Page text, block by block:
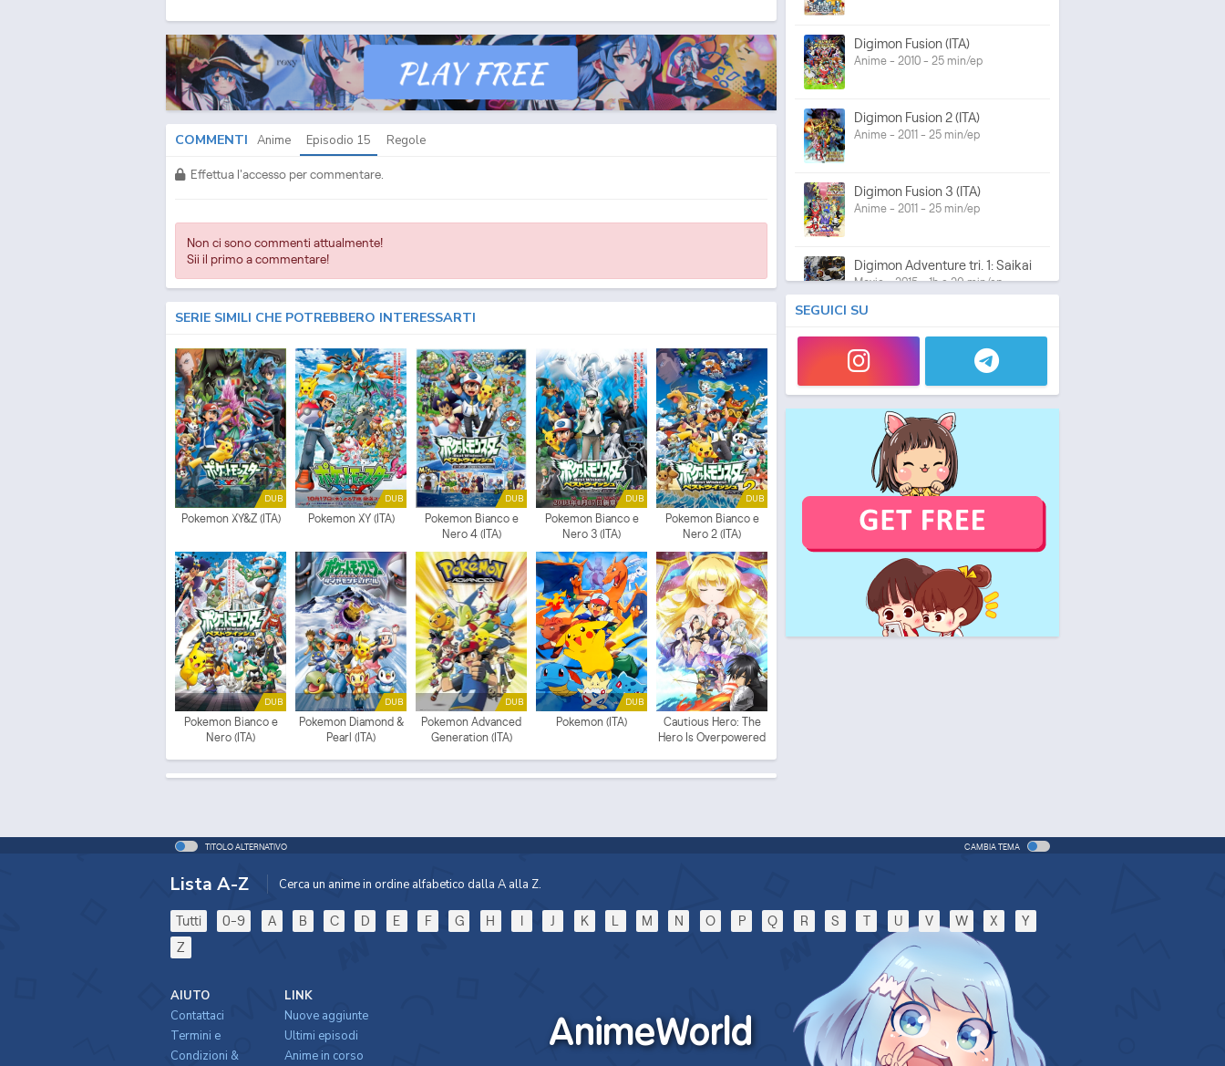
COMMENTI Anime Episodio 15 Regole
Effettua l'accesso per commentare.
Non ci sono commenti attualmente!
Sii il primo a commentare!
SERIE SIMILI CHE POTREBBERO INTERESSARTI
DUB
Pokemon XY&Z (ITA)
DUB
Pokemon XY (ITA)
DUB
Pokemon Bianco e
Nero 4 (ITA)
DUB
Pokemon Bianco e
Nero 3 (ITA)
DUB
Pokemon Bianco e
Nero 2 (ITA)
DUB
Pokemon Bianco e
Nero (ITA)
DUB
Pokemon Diamond &
Pearl (ITA)
DUB
Pokemon Advanced
Generation (ITA)
DUB
Pokemon (ITA)
Cautious Hero: The
Hero Is Overpowered
Digimon Fusion (ITA)
Anime - 2010 - 25 min/ep
Digimon Fusion 2 (ITA)
Anime - 2011 - 25 min/ep
Digimon Fusion 3 (ITA)
Anime - 2011 - 25 min/ep
Digimon Adventure tri. 1: Saikai
Movie - 2015 - 1h e 29 min/ep
Digimon Adventure tri. 2: Ketsui
Movie - 2016 - 1h e 28 min/ep
Digimon Adventure tri. 3:
Kokuhaku
Movie - 2016 - 1h e 45 min/ep
Digimon Universe: Appli
Monsters
Anime - 2016 - 24 min/ep
Digimon Adventure tri. 4:
Soushitsu
Movie - 2017 - 1h e 22 min/ep
Movie - 2020 - 1h e 34 min/ep
Digimon Ghost Game
Anime - 2021 - 23 min/ep
SEGUICI SU
TITOLO ALTERNATIVO CAMBIA TEMA
Lista A-Z Cerca un anime in ordine alfabetico dalla A alla Z.
Tutti 0-9 A B C D E F G H I J K L M N O P Q R S T U V W X
Y
Z
AnimeWorld
AIUTO
Contattaci
Termini e
Condizioni &
LINK
Nuove aggiunte
Ultimi episodi
Anime in corso